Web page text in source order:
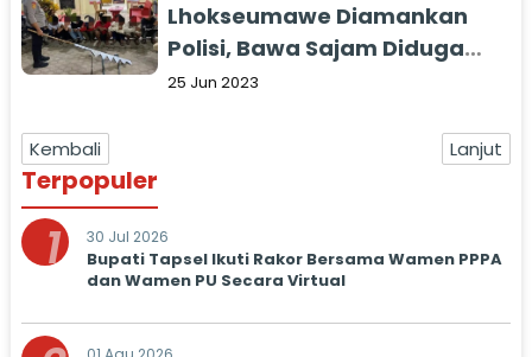
Lhokseumawe Diamankan
Polisi, Bawa Sajam Diduga
Hendak Tawuran
25 Jun 2023
Kembali Lanjut
Terpopuler
1 30 Jul 2026
Bupati Tapsel Ikuti Rakor Bersama Wamen PPPA
dan Wamen PU Secara Virtual